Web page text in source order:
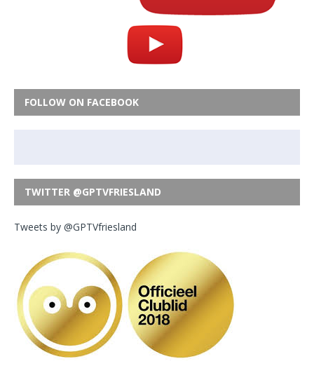
FOLLOW ON FACEBOOK
TWITTER @GPTVFRIESLAND
Tweets by @GPTVfriesland